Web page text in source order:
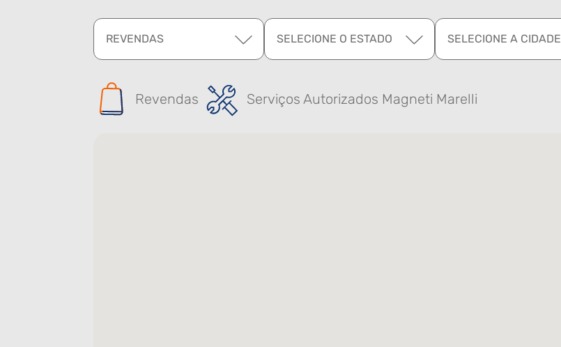
REVENDAS SELECIONE O ESTADO SELECIONE A CIDADE
Revendas Serviços Autorizados Magneti Marelli